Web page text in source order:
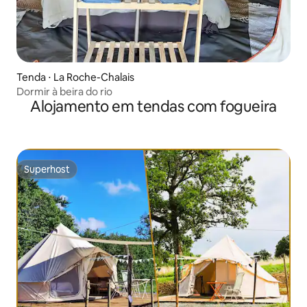
Tenda ⋅ La Roche-Chalais
Dormir à beira do rio
Alojamento em tendas com fogueira
Superhost
Superhost